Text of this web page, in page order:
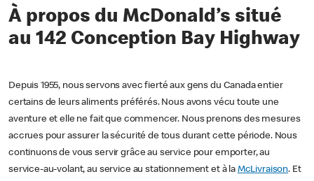
À propos du McDonald’s situé
au 142 Conception Bay Highway
Depuis 1955, nous servons avec fierté aux gens du Canada entier
certains de leurs aliments préférés. Nous avons vécu toute une
aventure et elle ne fait que commencer. Nous prenons des mesures
accrues pour assurer la sécurité de tous durant cette période. Nous
continuons de vous servir grâce au service pour emporter, au
service-au-volant, au service au stationnement et à la McLivraison. Et